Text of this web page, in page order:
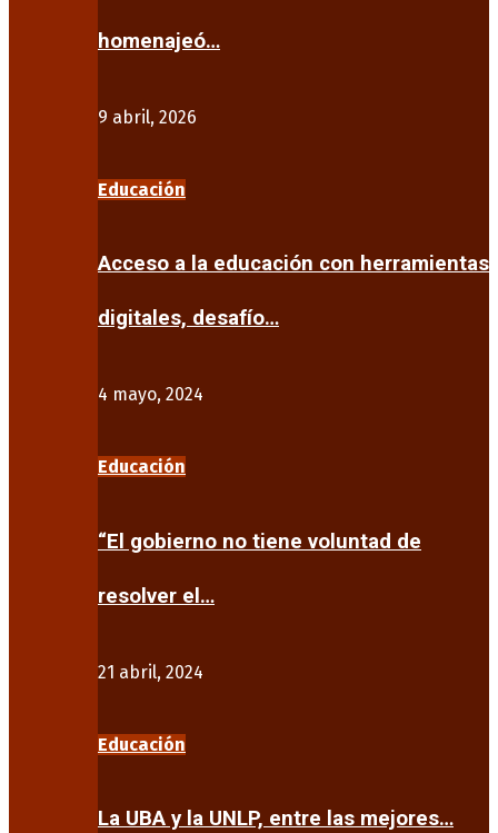
homenajeó…
9 abril, 2026
Educación
Acceso a la educación con herramientas
digitales, desafío…
4 mayo, 2024
Educación
“El gobierno no tiene voluntad de
resolver el…
21 abril, 2024
Educación
La UBA y la UNLP, entre las mejores…